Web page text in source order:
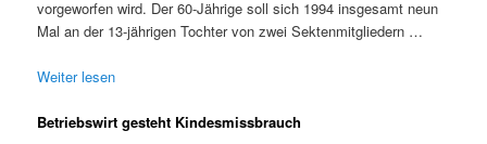
vorgeworfen wird. Der 60-Jährige soll sich 1994 insgesamt neun
Mal an der 13-jährigen Tochter von zwei Sektenmitgliedern …
Weiter lesen
Betriebswirt gesteht Kindesmissbrauch